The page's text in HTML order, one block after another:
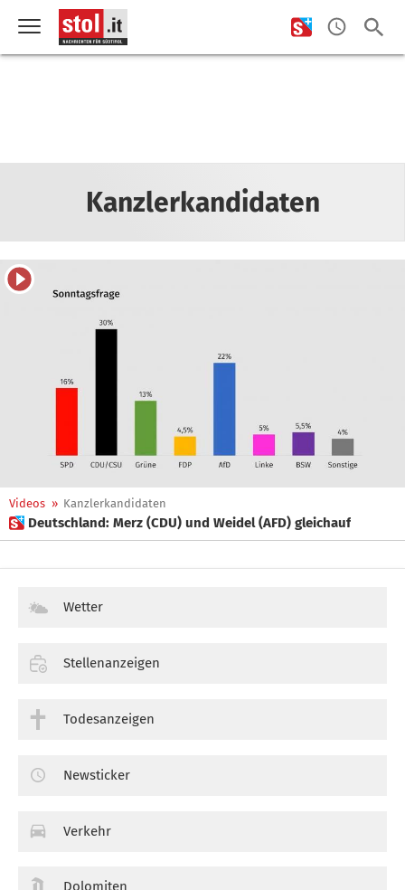
Kanzlerkandidaten
Videos » Kanzlerkandidaten
 Deutschland: Merz (CDU) und Weidel (AFD) gleichauf
Wetter
Stellenanzeigen
Todesanzeigen
Newsticker
Verkehr
Dolomiten